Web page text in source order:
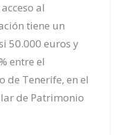
al
tiene un
50.000 euros y
entre el
de Tenerife, en el
de Patrimonio